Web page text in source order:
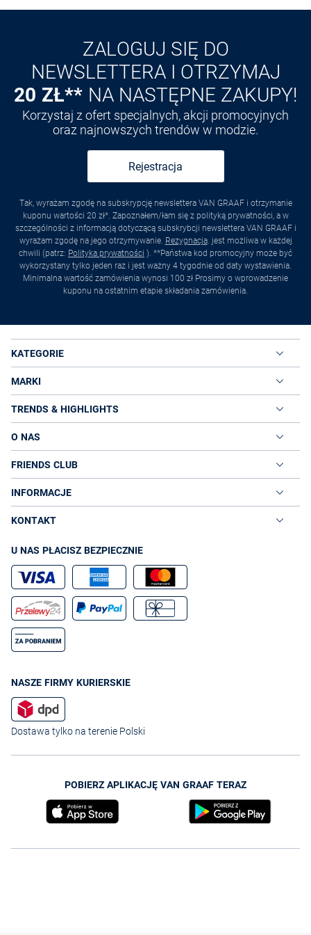
Odkryj aplikację VANGRAAF
ZALOGUJ SIĘ DO
NEWSLETTERA I OTRZYMAJ
20 ZŁ** NA NASTĘPNE ZAKUPY!
Korzystaj z ofert specjalnych, akcji promocyjnych
oraz najnowszych trendów w modzie.
Rejestracja
Tak, wyrażam zgodę na subskrypcję newslettera VAN GRAAF i otrzymanie
kuponu wartości 20 zł*. Zapoznałem/łam się z polityką prywatności, a w
szczególności z informacją dotyczącą subskrybcji newslettera VAN GRAAF i
wyrażam zgodę na jego otrzymywanie. Rezygnacja. jest możliwa w każdej
chwili (patrz: Polityka prywatności ). **Państwa kod promocyjny może być
wykorzystany tylko jeden raz i jest ważny 4 tygodnie od daty wystawienia.
Minimalna wartość zamówienia wynosi 100 zł Prosimy o wprowadzenie
kuponu na ostatnim etapie składania zamówienia.
KATEGORIE
MARKI
TRENDS & HIGHLIGHTS
O NAS
FRIENDS CLUB
INFORMACJE
KONTAKT
U NAS PŁACISZ BEZPIECZNIE
NASZE FIRMY KURIERSKIE
Dostawa tylko na terenie Polski
POBIERZ APLIKACJĘ VAN GRAAF TERAZ